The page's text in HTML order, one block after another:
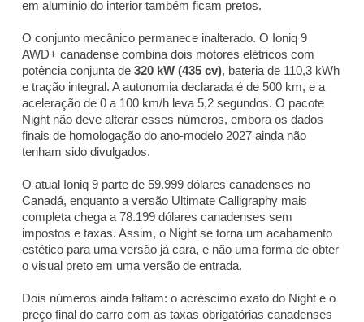
em alumínio do interior também ficam pretos.
O conjunto mecânico permanece inalterado. O Ioniq 9
AWD+ canadense combina dois motores elétricos com
potência conjunta de 320 kW (435 cv), bateria de 110,3 kWh
e tração integral. A autonomia declarada é de 500 km, e a
aceleração de 0 a 100 km/h leva 5,2 segundos. O pacote
Night não deve alterar esses números, embora os dados
finais de homologação do ano-modelo 2027 ainda não
tenham sido divulgados.
O atual Ioniq 9 parte de 59.999 dólares canadenses no
Canadá, enquanto a versão Ultimate Calligraphy mais
completa chega a 78.199 dólares canadenses sem
impostos e taxas. Assim, o Night se torna um acabamento
estético para uma versão já cara, e não uma forma de obter
o visual preto em uma versão de entrada.
Dois números ainda faltam: o acréscimo exato do Night e o
preço final do carro com as taxas obrigatórias canadenses